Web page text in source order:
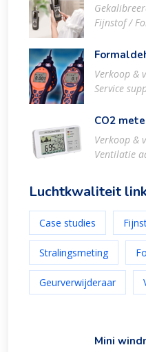
Fijnstof /
Verkoop &
Service
CO2
Verkoop &
Ventilatie
Luchtkwaliteit
Case studies
Stralingsmeting
Geurverwijderaar
Mini